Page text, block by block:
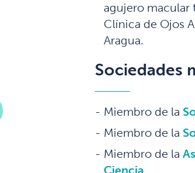
agujero macular
Clínica de Ojos
Aragua.
Sociedades
Miembro de la
Miembro de la
Miembro de la
Ciencia.